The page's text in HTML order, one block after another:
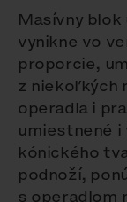
Masívny
vynikne vo
proporcie,
z niekoľkých
operadla i
umiestnené
kónického
podnoží,
s operadlom